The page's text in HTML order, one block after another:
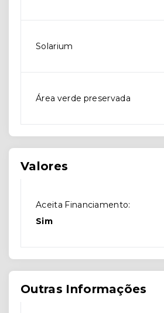
Solarium
Área verde preservada
Valores
Aceita Financiamento:
Sim
Outras Informações